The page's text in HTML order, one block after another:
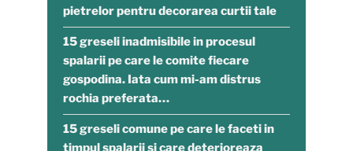
pietrelor pentru decorarea curtii tale
15 greseli inadmisibile in procesul
spalarii pe care le comite fiecare
gospodina. Iata cum mi-am distrus
rochia preferata…
15 greseli comune pe care le faceti in
timpul spalarii si care deterioreaza